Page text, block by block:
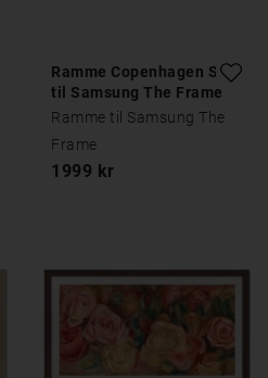
Ramme Copenhagen Sort
til Samsung The Frame
Ramme til Samsung The
Frame
1999 kr